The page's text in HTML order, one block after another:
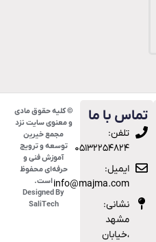
تماس با ما
تلفن:
۰۵۱۳۲۲۵۴۸۲۴
ایمیل:
info@majma.com
نشانی:
مشهد
،خیابان
© کلیه حقوق مادی
و معنوی سایت نزد
مجمع خیرین
توسعه و ترویج
آموزش فنی و
حرفه‌ای محفوظ
است.
Designed By
SaliTech